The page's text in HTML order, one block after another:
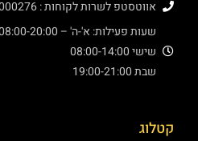
אווטסטפ לשרות לקוחות : 052-4000276
שעות פעילות: א'-ה' – 08:00-20:00
שישי 08:00-14:00
קטלוג